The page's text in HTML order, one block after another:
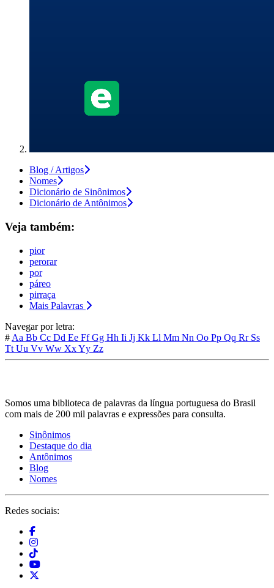
Blog / Artigos
Nomes
Dicionário de Sinônimos
Dicionário de Antônimos
Veja também:
pior
perorar
por
páreo
pirraça
Mais Palavras
Navegar por letra:
# Aa Bb Cc Dd Ee FfGg Hh Ii Jj Kk Ll Mm Nn Oo Pp Qq Rr Ss
Tt Uu Vv Ww XxYy Zz
Somos uma biblioteca de palavras da língua portuguesa do Brasil
com mais de 200 mil palavras e expressões para consulta.
Sinônimos
Destaque do dia
Antônimos
Blog
Nomes
Redes sociais: